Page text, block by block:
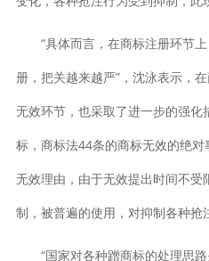
“具体而言，在商标注册环节上
册，把关越来越严”，沈泳表示，
无效环节，也采取了进一步的强
标，商标法44条的商标无效的绝对
无效理由，由于无效提出时间不受
制，被普遍的使用，对抑制各种抢
“国家对各种蹭商标的处理思路